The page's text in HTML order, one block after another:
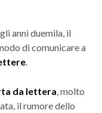
anni duemila, il
di comunicare a
da lettera , molto
il rumore dello